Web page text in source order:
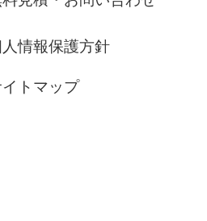
情報保護方針
トマップ